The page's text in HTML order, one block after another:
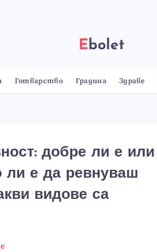
Ebolet
Готварство Градина Здраве
добре ли е или
е да ревнуваш
видове са